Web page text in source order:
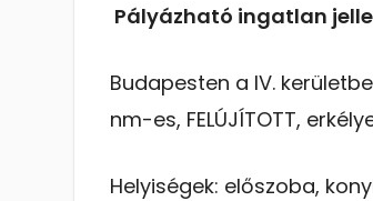
Pályázható ingatlan
Budapesten a IV.
nm-es, FELÚJÍTOTT,
Helyiségek: előszoba,